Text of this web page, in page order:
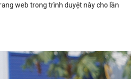
web trong trình duyệt này cho lần